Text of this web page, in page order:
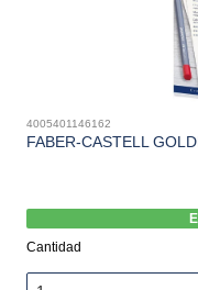
4005401146162
FABER-CASTELL
Cantidad